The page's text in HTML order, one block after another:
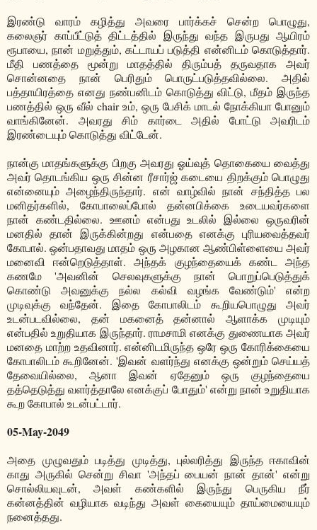
இரண்டு வாரம் கழித்து அவரை பார்க்கச் சென்ற பொழுது,
கலைஞர் காப்பீட்டுத் திட்டத்தில் இருந்து வந்த இருபது ஆயிரம்
ரூபாயை, நான் மறுத்தும், கட்டாயப் படுத்தி என்னிடம் கொடுத்தார்.
மீதி பணத்தை மூன்று மாதத்தில் திரும்பத் தருவதாக அவர்
சொன்னதை நான் பெரிதும் பொருட்படுத்தவில்லை. அதில்
பத்தாயிரத்தை எனது நண்பனிடம் கொடுத்து விட்டு, மீதம் இருந்த
பணத்தில் ஒரு வீல் chair உம், ஒரு பேசிக் மாடல் நோக்கியா போனும்
வாங்கினேன். அவரது சிம் கார்டை அதில் போட்டு அவரிடம்
இரண்டையும் கொடுத்து விட்டேன்.
நான்கு மாதங்களுக்கு பிறகு அவரது ஓய்வுத் தொகையை வைத்து
அவர் தொடங்கிய ஒரு சின்ன ரீசார்ஜ் கடையை திறக்கும் பொழுது
என்னையும் அழைந்திருந்தார். என் வாழ்வில் நான் சந்தித்த பல
மனிதர்களில், கோபாலைப்போல் தன்னபிக்கை உடையவர்களை
நான் கண்டதில்லை. ஊனம் என்பது உடலில் இல்லை ஒருவரின்
மனதில் தான் இருக்கின்றது என்பதை எனக்கு புரியவைத்தவர்
கோபால். ஒன்பதாவது மாதம் ஒரு அழகான ஆண்பிள்ளையை அவர்
மனைவி ஈன்றெடுத்தாள். அந்தக் குழந்தையைக் கண்ட அந்த
கணமே 'அவனின் செலவுகளுக்கு நான் பொறுப்பெடுத்துக்
கொண்டு அவனுக்கு நல்ல கல்வி வழங்க வேண்டும்' என்ற
முடிவுக்கு வந்தேன். இதை கோபாலிடம் கூறியபொழுது அவர்
உடன்படவில்லை, தன் மகனைத் தன்னால் ஆளாக்க முடியும்
என்பதில் உறுதியாக இருந்தார். ராமசாமி எனக்கு துணையாக அவர்
மனதை மாற்ற உதவினார். என்னிடமிருந்த ஒரே ஒரு கோரிக்கையை
கோபாலிடம் கூறினேன். 'இவன் வளர்ந்து எனக்கு ஒன்றும் செய்யத்
தேவையில்லை, ஆனா இவன் ஏதேனும் ஒரு குழந்தையை
தத்தெடுத்து வளர்த்தாலே எனக்குப் போதும்' என்று நான் உறுதியாக
கூற கோபால் உடன்பட்டார்.
05-May-2049
அதை முழுவதும் படித்து முடித்து, புல்லரித்து இருந்த ஈகாவின்
காது அருகில் சென்று சிவா 'அந்தப் பையன் நான் தான்' என்று
சொல்லியவுடன், அவள் கண்களில் இருந்து பெருகிய நீர்
கன்னத்தின் வழியாக வடிந்து அவள் கையையும் தாய்மையையும்
நனைத்தது.